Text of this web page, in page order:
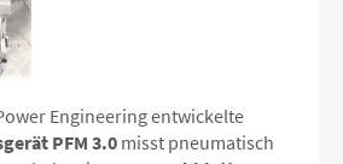
Engineering entwickelte
PFM 3.0 misst pneumatisch